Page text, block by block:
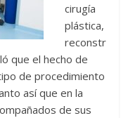
cirugía
plástica,
reconstr
que el hecho de
de procedimiento
así que en la
de sus